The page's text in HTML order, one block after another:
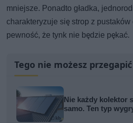
mniejsze. Ponadto gładka,
charakteryzuje się strop z
pewność, że tynk nie będzie pękać.
Tego nie możesz przegapić
Nie każdy kolektor
samo. Ten typ